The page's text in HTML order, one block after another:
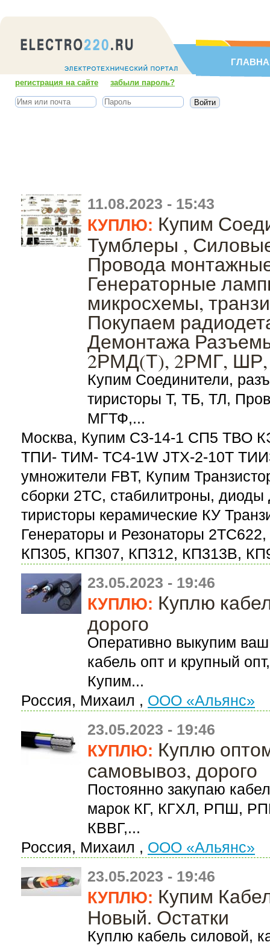
регистрация на сайте забыли пароль?
11.08.2023 - 15:43
КУПЛЮ: Купим
Тумблеры ,
Провода
Генераторные
микросхемы,
Покупаем
Демонтажа
2РМД(Т), 2РМГ, ШР,
Купим Соединители,
тиристоры Т, ТБ, ТЛ,
МГТФ,...
Москва, Купим С3-14-1 СП5 ТВО
ТПИ- ТИМ- TC4-1W JTX-2-10T
умножители FBT, Купим
сборки 2ТС, стабилитроны,
тиристоры керамические КУ
Генераторы и Резонаторы
КП305, КП307, КП312, КП313В,
23.05.2023 - 19:46
КУПЛЮ: Куплю
дорого
Оперативно выкупим
кабель опт и крупный
Купим...
Россия, Михаил , ООО «Альянс»
23.05.2023 - 19:46
КУПЛЮ: Куплю
самовывоз, дорого
Постоянно закупаю
марок КГ, КГХЛ, РПШ,
КВВГ,...
Россия, Михаил , ООО «Альянс»
23.05.2023 - 19:46
КУПЛЮ: Купим
Новый. Остатки
Куплю кабель силовой,